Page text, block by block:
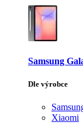
Samsung
Dle výrobce
Xiaomi